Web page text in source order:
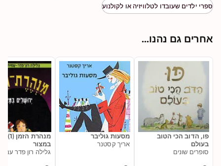
ומציג את העולם כמו שהיא רואה אותו
ספרי ילדים שעובדו לטלוויזיה או לקולנוע
אחרים גם נהנו...
פו, הדוב הכי הטוב
בעולם
סופרים שונים
מסעות גוליבר
אריך קסטנר
מנהרת
במצור
גלילה רון פדר